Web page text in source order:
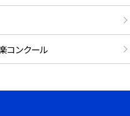
コンクール